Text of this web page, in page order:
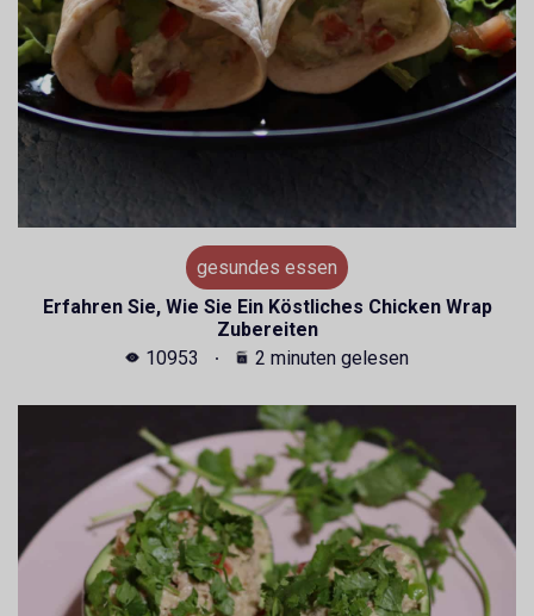
gesundes essen
Erfahren Sie, Wie Sie Ein Köstliches Chicken Wrap
Zubereiten
10953
2 minuten gelesen